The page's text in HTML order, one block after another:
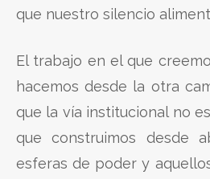
que nuestro silencio
El trabajo en el que
hacemos desde la otra
que la vía institucional no
que construimos desde
esferas de poder y